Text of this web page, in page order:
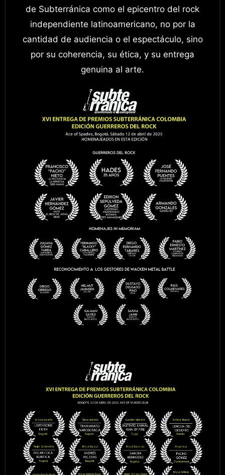
de Subterránica como el epicentro del rock
independiente latinoamericano, no por la
cantidad de audiencia o el espectáculo, sino
por su coherencia, su ética, y su entrega
genuina al arte.